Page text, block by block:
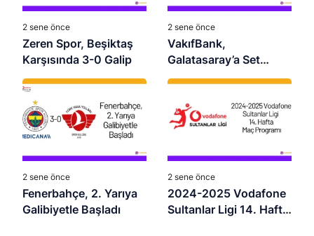
2 sene önce
Zeren Spor, Beşiktaş
Karşısında 3-0 Galip
2 sene önce
VakıfBank,
Galatasaray’a Set
Vermedi
2 sene önce
Fenerbahçe, 2. Yarıya
Galibiyetle Başladı
2 sene önce
2024-2025 Vodafone
Sultanlar Ligi 14. Hafta